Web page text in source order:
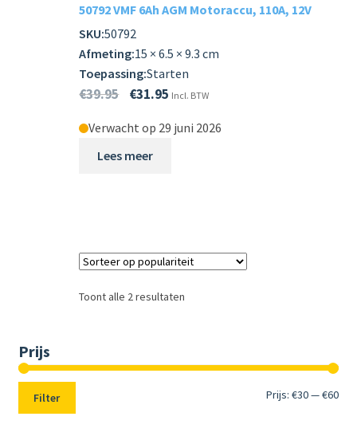
50792 VMF 6Ah AGM Motoraccu, 110A, 12V
SKU:50792
Afmeting:15 × 6.5 × 9.3 cm
Toepassing:Starten
€39.95 €31.95 Incl. BTW
Verwacht op 29 juni 2026
Lees meer
Toont alle 2 resultaten
Prijs
Min.
Filter Prijs:€30—€60